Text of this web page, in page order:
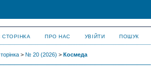
ПРО НАС УВІЙТИ ПОШУК
> № 20 (2026) > Космеда